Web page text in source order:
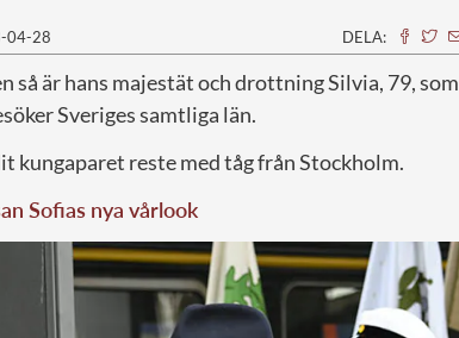
04-28 DELA:
så är hans majestät och drottning Silvia, 79, som
Sveriges samtliga län.
kungaparet reste med tåg från Stockholm.
Sofias nya vårlook